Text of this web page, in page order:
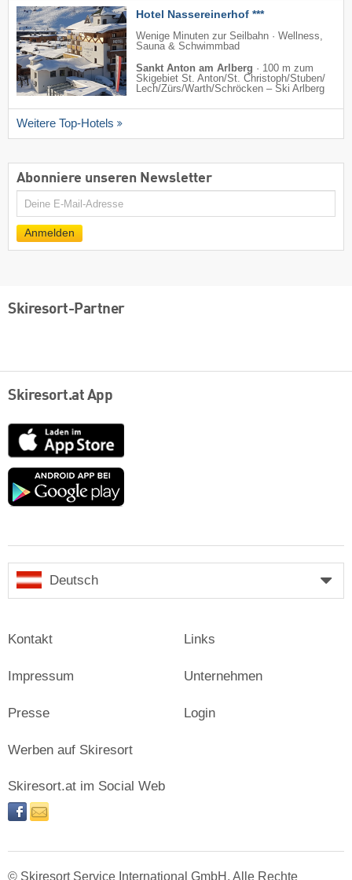
Hotel Nassereinerhof ***
Wenige Minuten zur Seilbahn · Wellness,
Sauna & Schwimmbad
Sankt Anton am Arlberg · 100 m zum
Skigebiet St. Anton/​St. Christoph/​Stuben/​
Lech/​Zürs/​Warth/​Schröcken – Ski Arlberg
Weitere Top-Hotels
Abonniere unseren Newsletter
E-
Anmelden
Skiresort-Partner
Skiresort.at App
App
Store
Google
Deutsch
Kontakt
Impressum
Presse
Links
Unternehmen
Login
Werben auf Skiresort
Skiresort.at im Social Web
facebooknewsletter
© Skiresort Service International GmbH. Alle Rechte